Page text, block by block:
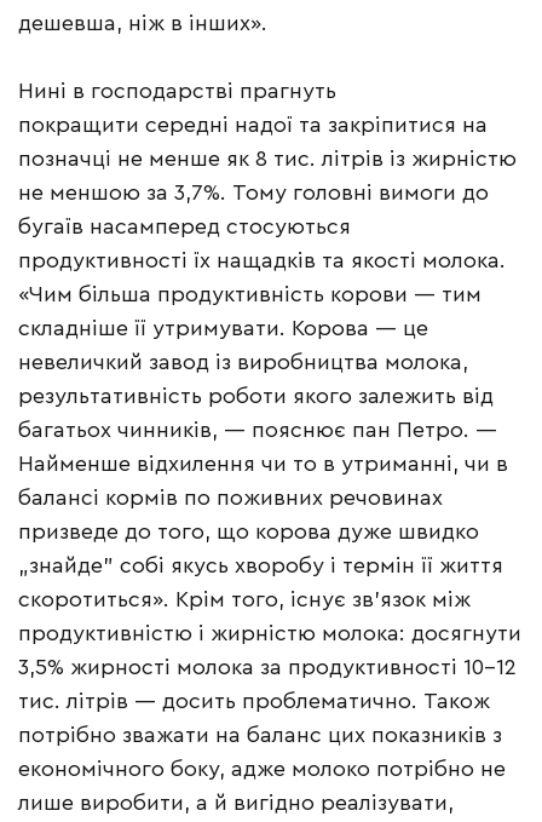
дешевша, ніж в інших».
Нині в господарстві прагнуть
покращити середні надої та закріпитися на
позначці не менше як 8 тис. літрів із жирністю
не меншою за 3,7%. Тому головні вимоги до
бугаїв насамперед стосуються
продуктивності їх нащадків та якості молока.
«Чим більша продуктивність корови — тим
складніше її утримувати. Корова — це
невеличкий завод із виробництва молока,
результативність роботи якого залежить від
багатьох чинників, — пояснює пан Петро. —
Найменше відхилення чи то в утриманні, чи в
балансі кормів по поживних речовинах
призведе до того, що корова дуже швидко
„знайде” собі якусь хворобу і термін її життя
скоротиться». Крім того, існує зв’язок між
продуктивністю і жирністю молока: досягнути
3,5% жирності молока за продуктивності 10–12
тис. літрів — досить проблематично. Також
потрібно зважати на баланс цих показників з
економічного боку, адже молоко потрібно не
лише виробити, а й вигідно реалізувати,